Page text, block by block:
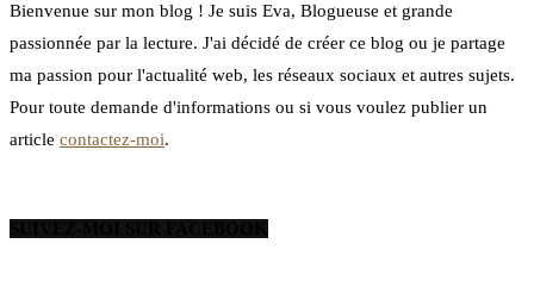
Bienvenue sur mon blog ! Je suis Eva, Blogueuse et grande
passionnée par la lecture. J'ai décidé de créer ce blog ou je partage
ma passion pour l'actualité web, les réseaux sociaux et autres sujets.
Pour toute demande d'informations ou si vous voulez publier un
article contactez-moi.